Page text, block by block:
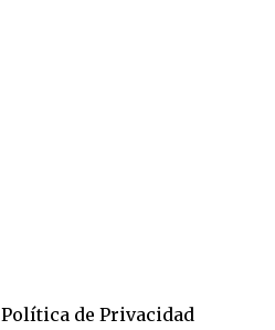
Política de Privacidad